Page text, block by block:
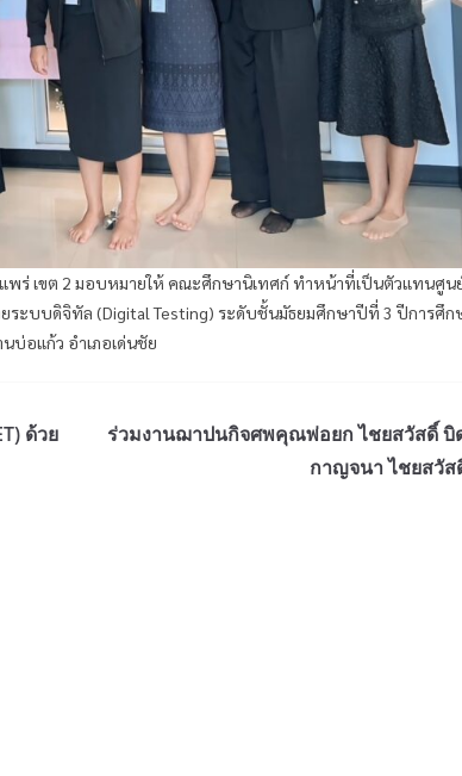
พร่ เขต 2 มอบหมายให้ คณะศึกษานิเทศก์ ทำหน้าที่เป็นตัวแทนศูน
ะบบดิจิทัล (Digital Testing) ระดับชั้นมัธยมศึกษาปีที่ 3 ปีการศึก
บ่อแก้ว อำเภอเด่นชัย
ด้วย
ร่วมงานฌาปนกิจศพคุณพ่อยก ไชยสวัสดิ์ บิ
กาญจนา ไชยสวั